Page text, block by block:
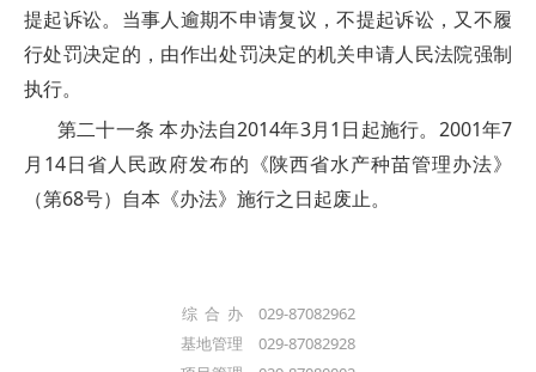
提起诉讼。当事人逾期不申请复议，不提起诉讼，又不履
行处罚决定的，由作出处罚决定的机关申请人民法院强制
执行。
第二十一条 本办法自2014年3月1日起施行。2001年7
月14日省人民政府发布的《陕西省水产种苗管理办法》
（第68号）自本《办法》施行之日起废止。
综 合 办 029-87082962
基地管理 029-87082928